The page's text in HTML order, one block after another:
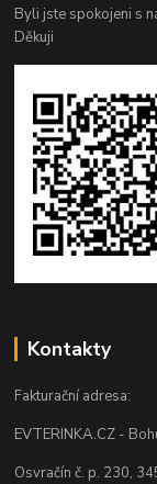
Byli jste spokojeni s
Děkuji
Kontakty
Fakturační adresa:
EVTERINKA.CZ -
Osvračín č. p. 230,